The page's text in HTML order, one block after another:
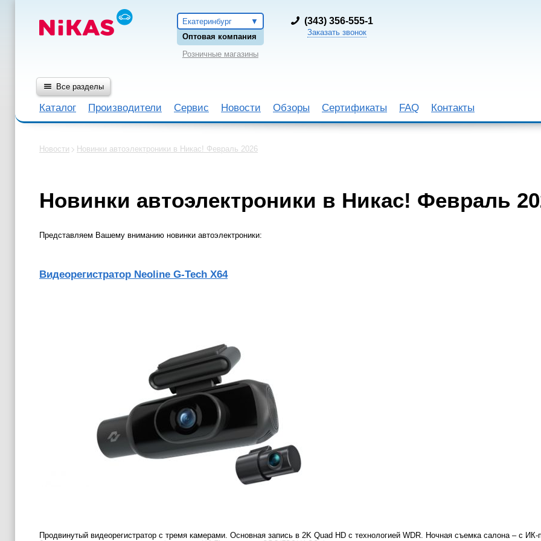
Екатеринбург
Оптовая компания
Розничные магазины
(343) 356-555-1
Заказать звонок
Все разделы
Каталог Производители Сервис Новости Обзоры Сертификаты FAQ Контакты
Новости Новинки автоэлектроники в Никас! Февраль 2026
Новинки автоэлектроники в Никас! Февраль
Представляем Вашему вниманию новинки автоэлектроники:
Видеорегистратор Neoline G-Tech X64
Продвинутый видеорегистратор с тремя камерами. Основная запись в 2K Quad HD с технологией WDR. Ночная съемка салона – с ИК-